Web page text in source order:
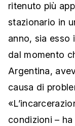
ritenuto più
stazionario in
anno, sia esso
dal momento
Argentina,
causa di
condizioni –